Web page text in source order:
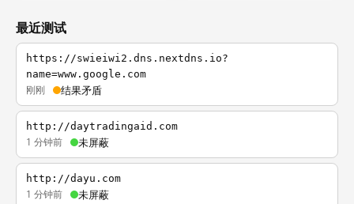
最近测试
https://swieiwi2.dns.nextdns.io?
name=www.google.com
刚刚 结果矛盾
http://daytradingaid.com
1 分钟前 未屏蔽
http://dayu.com
1 分钟前 未屏蔽